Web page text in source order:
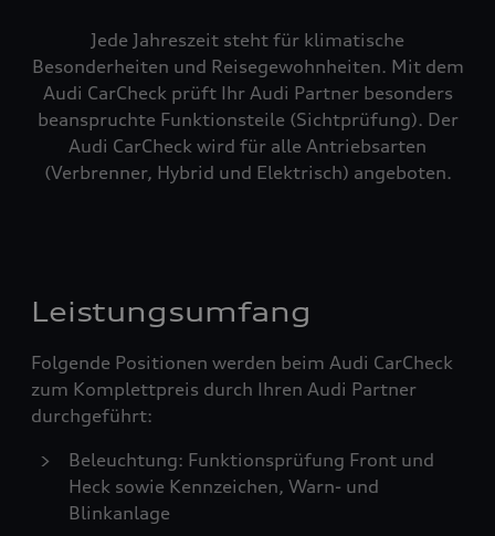
Jede Jahreszeit steht für klimatische
Besonderheiten und Reisegewohnheiten. Mit dem
Audi CarCheck prüft Ihr Audi Partner besonders
beanspruchte Funktionsteile (Sichtprüfung). Der
Audi CarCheck wird für alle Antriebsarten
(Verbrenner, Hybrid und Elektrisch) angeboten.
Leistungsumfang
Folgende Positionen werden beim Audi CarCheck
zum Komplettpreis durch Ihren Audi Partner
durchgeführt:
Beleuchtung: Funktionsprüfung Front und
Heck sowie Kennzeichen, Warn- und
Blinkanlage